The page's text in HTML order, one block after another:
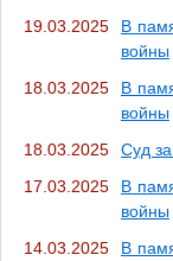
19.03.2025
В
войны
18.03.2025
В
войны
18.03.2025
Суд
17.03.2025
В
войны
14.03.2025
В